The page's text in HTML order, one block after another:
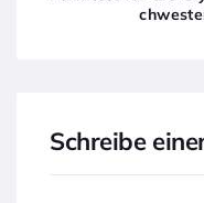
Schreibe